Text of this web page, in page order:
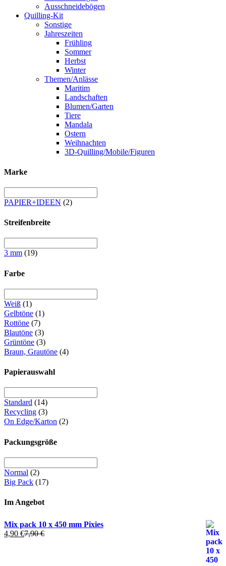
Ausschneidebögen
Quilling-Kit
Sonstige
Jahreszeiten
Frühling
Sommer
Herbst
Winter
Themen/Anlässe
Maritim
Landschaften
Blumen/Garten
Tiere
Mandala
Ostern
Weihnachten
3D-Quilling/Mobile/Figuren
Marke
PAPIER+IDEEN (2)
Streifenbreite
3 mm (19)
Farbe
Weiß (1)
Gelbtöne (1)
Rottöne (7)
Blautöne (3)
Grüntöne (3)
Braun, Grautöne (4)
Papierauswahl
Standard (14)
Recycling (3)
On Edge/Karton (2)
Packungsgröße
Normal (2)
Big Pack (17)
Im Angebot
Mix pack 10 x 450 mm Pixies
4,90 €7,90€